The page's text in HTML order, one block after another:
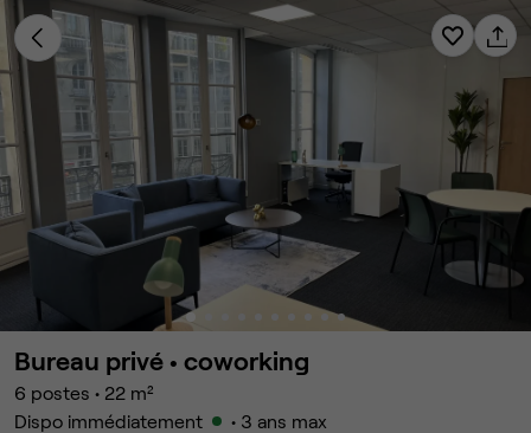
Bureau privé • coworking
6 postes • 22 m²
Dispo immédiatement
• 3 ans max